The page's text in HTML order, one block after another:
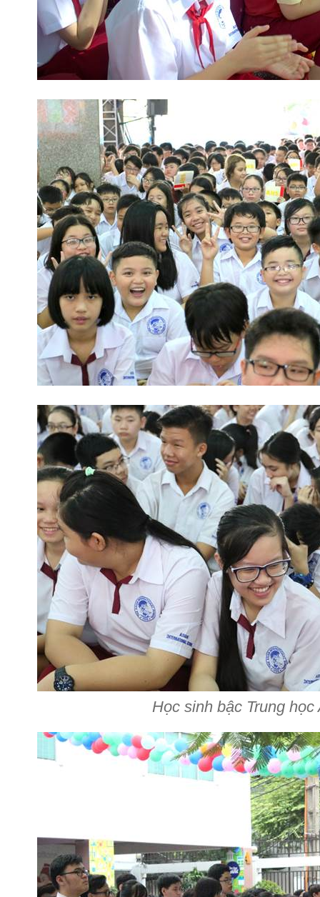
Học sinh bậc Trung học